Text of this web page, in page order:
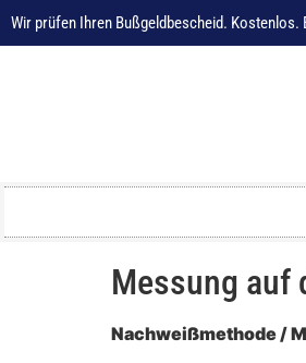
Wir prüfen Ihren Bußgeldbescheid. Kostenlos.
Messung auf
Nachweißmethode /